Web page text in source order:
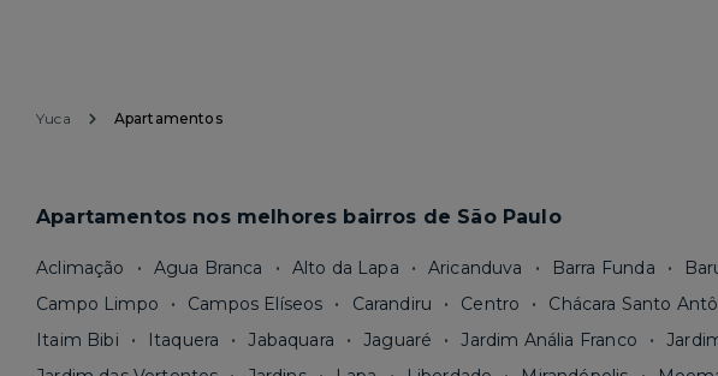
Yuca Apartamentos
Apartamentos nos melhores bairros de São Paulo
Aclimação Agua Branca Alto da Lapa Aricanduva Barra Funda
Campo Limpo
Campos Elíseos Carandiru Centro Chácara Santo
Itaim Bibi
Itaquera Jabaquara Jaguaré Jardim Anália Franco